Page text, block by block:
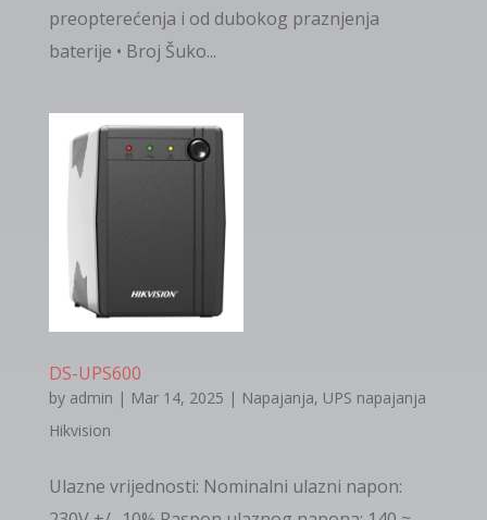
preopterećenja i od dubokog praznjenja
baterije • Broj Šuko...
DS-UPS600
by admin | Mar 14, 2025 | Napajanja, UPS napajanja
Hikvision
Ulazne vrijednosti: Nominalni ulazni napon: